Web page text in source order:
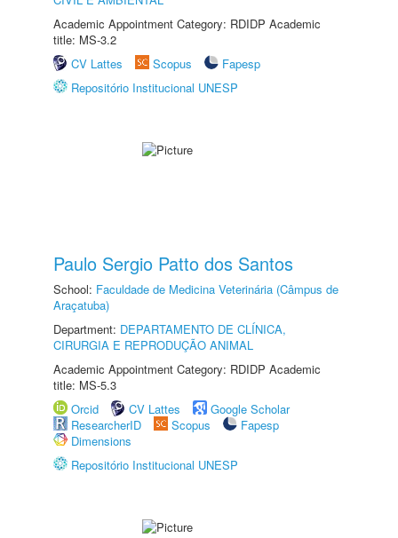
Academic Appointment Category: RDIDP Academic
title: MS-3.2
CV Lattes
Scopus
Fapesp
Repositório Institucional UNESP
Paulo Sergio Patto dos Santos
School: Faculdade de Medicina Veterinária (Câmpus de
Araçatuba)
Department: DEPARTAMENTO DE CLÍNICA,
CIRURGIA E REPRODUÇÃO ANIMAL
Academic Appointment Category: RDIDP Academic
title: MS-5.3
Orcid
CV Lattes
Google Scholar
ResearcherID
Scopus
Fapesp
Dimensions
Repositório Institucional UNESP